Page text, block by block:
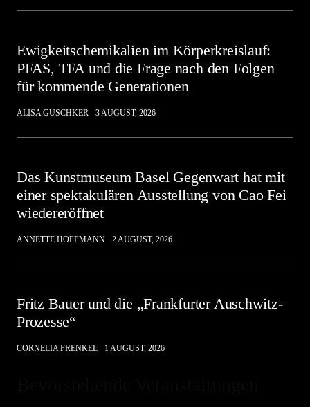
Ewigkeitschemikalien im Körperkreislauf:
PFAS, TFA und die Frage nach den Folgen
für kommende Generationen
ALISA GUSCHKER 3 AUGUST, 2026
Das Kunstmuseum Basel Gegenwart hat mit
einer spektakulären Ausstellung von Cao Fei
wiedereröffnet
ANNETTE HOFFMANN 2 AUGUST, 2026
Fritz Bauer und die „Frankfurter Auschwitz-
Prozesse“
CORNELIA FRENKEL 1 AUGUST, 2026